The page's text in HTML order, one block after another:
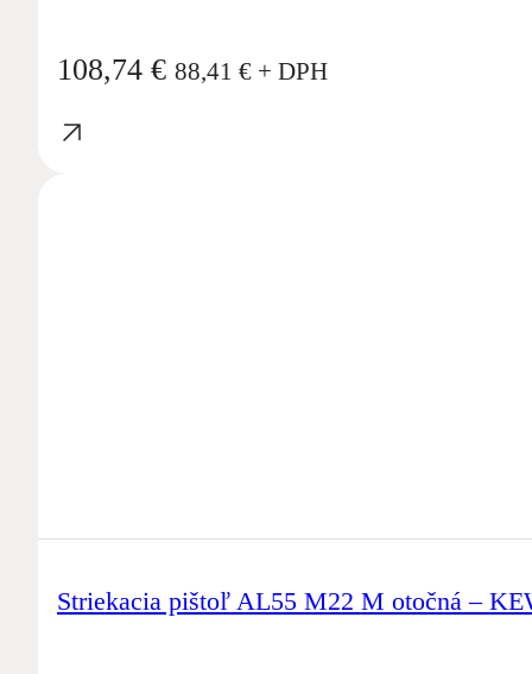
108,74 € 88,41 € + DPH
Striekacia pištoľ AL55 M22 M otočná –